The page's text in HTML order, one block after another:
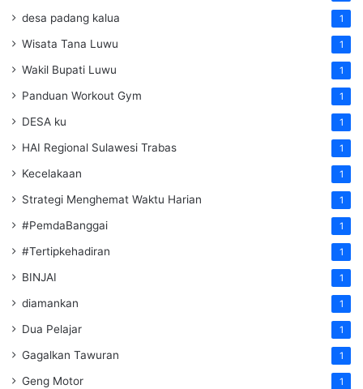
desa padang kalua 1
Wisata Tana Luwu 1
Wakil Bupati Luwu 1
Panduan Workout Gym 1
DESA ku 1
HAI Regional Sulawesi Trabas 1
Kecelakaan 1
Strategi Menghemat Waktu Harian 1
#PemdaBanggai 1
#Tertipkehadiran 1
BINJAI 1
diamankan 1
Dua Pelajar 1
Gagalkan Tawuran 1
Geng Motor 1